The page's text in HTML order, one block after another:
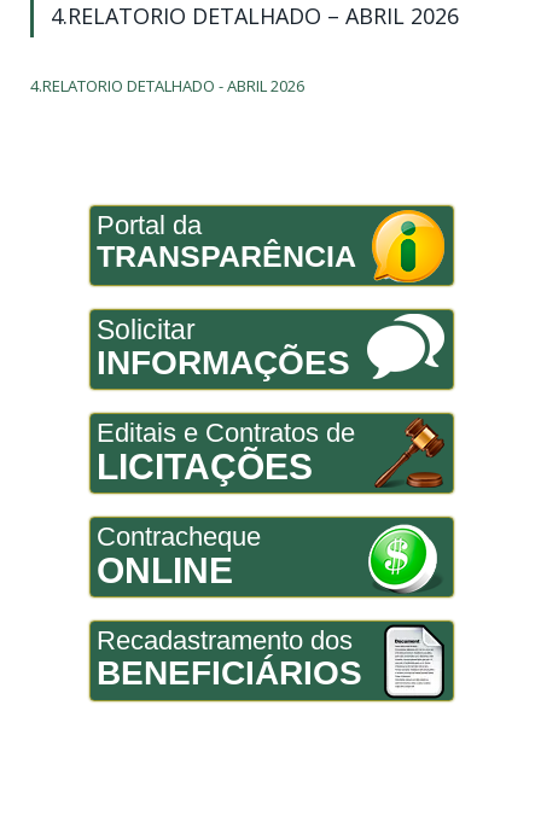
4.RELATORIO DETALHADO – ABRIL 2026
4.RELATORIO DETALHADO - ABRIL 2026
Portal da
TRANSPARÊNCIA
Solicitar
INFORMAÇÕES
Editais e Contratos de
LICITAÇÕES
Contracheque
ONLINE
Recadastramento dos
BENEFICIÁRIOS